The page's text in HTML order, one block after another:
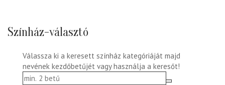
Színház-választó
Válassza ki a keresett színház kategóriáját majd
nevének kezdőbetűjét vagy használja a keresőt!